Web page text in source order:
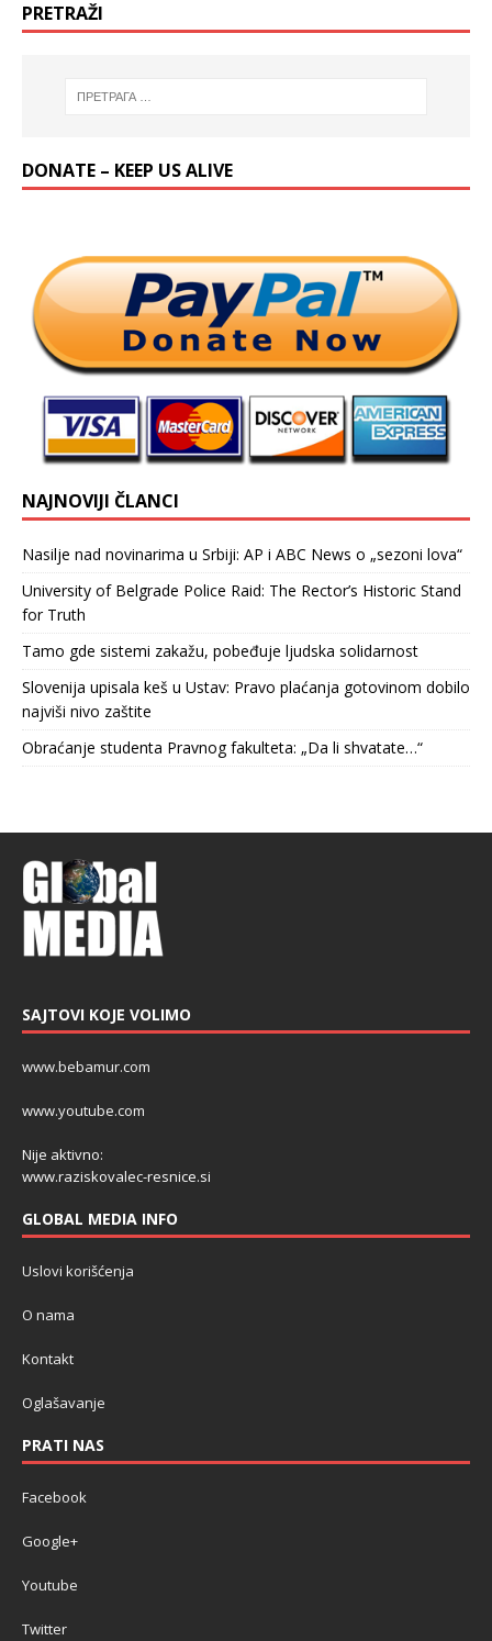
PRETRAŽI
DONATE – KEEP US ALIVE
NAJNOVIJI ČLANCI
Nasilje nad novinarima u Srbiji: AP i ABC News o „sezoni lova“
University of Belgrade Police Raid: The Rector’s Historic Stand
for Truth
Tamo gde sistemi zakažu, pobeđuje ljudska solidarnost
Slovenija upisala keš u Ustav: Pravo plaćanja gotovinom dobilo
najviši nivo zaštite
Obraćanje studenta Pravnog fakulteta: „Da li shvatate…“
SAJTOVI KOJE VOLIMO
www.bebamur.com
www.youtube.com
Nije aktivno:
www.raziskovalec-resnice.si
GLOBAL MEDIA INFO
Uslovi korišćenja
O nama
Kontakt
Oglašavanje
PRATI NAS
Facebook
Google+
Youtube
Twitter